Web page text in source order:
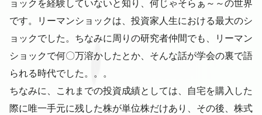
ョックを経験していないと知り、何じゃそらぁ～～の世界
です。リーマンショックは、投資家人生における最大のシ
ョックでした。ちなみに周りの研究者仲間でも、リーマン
ショックで何〇万溶かしたとか、そんな話が学会の裏で語
られる時代でした。。。
ちなみに、これまでの投資成績としては、自宅を購入した
際に唯一手元に残した株が単位株だけあり、その後、株式